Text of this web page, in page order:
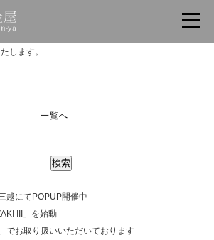
一覧へ
越にてPOPUP開催中
III」を始動
でお取り扱いいただいております